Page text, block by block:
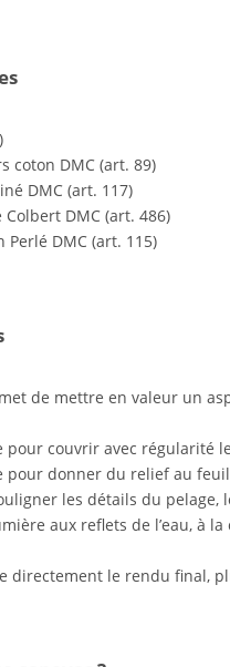
coton DMC (art. 89)
DMC (art. 117)
Colbert DMC (art. 486)
Perlé DMC (art. 115)
de mettre en valeur un
couvrir avec régularité
pour donner du relief au
les détails du pelage,
aux reflets de l’eau, à
directement le rendu final,